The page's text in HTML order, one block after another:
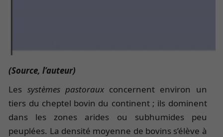
(Source, l’auteur)
Les systèmes pastorauxconcernent environ un
tiers du cheptel bovin du continent ; ils dominent
dans les zones arides ou subhumides peu
peuplées. La densité moyenne de bovins s’élève à